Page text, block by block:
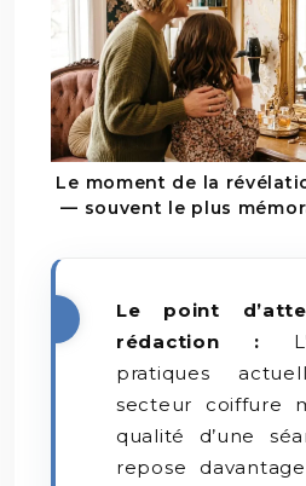
Le moment de la
— souvent le plus
Le point
rédaction :
pratiques
secteur coiffure
qualité d’une
repose